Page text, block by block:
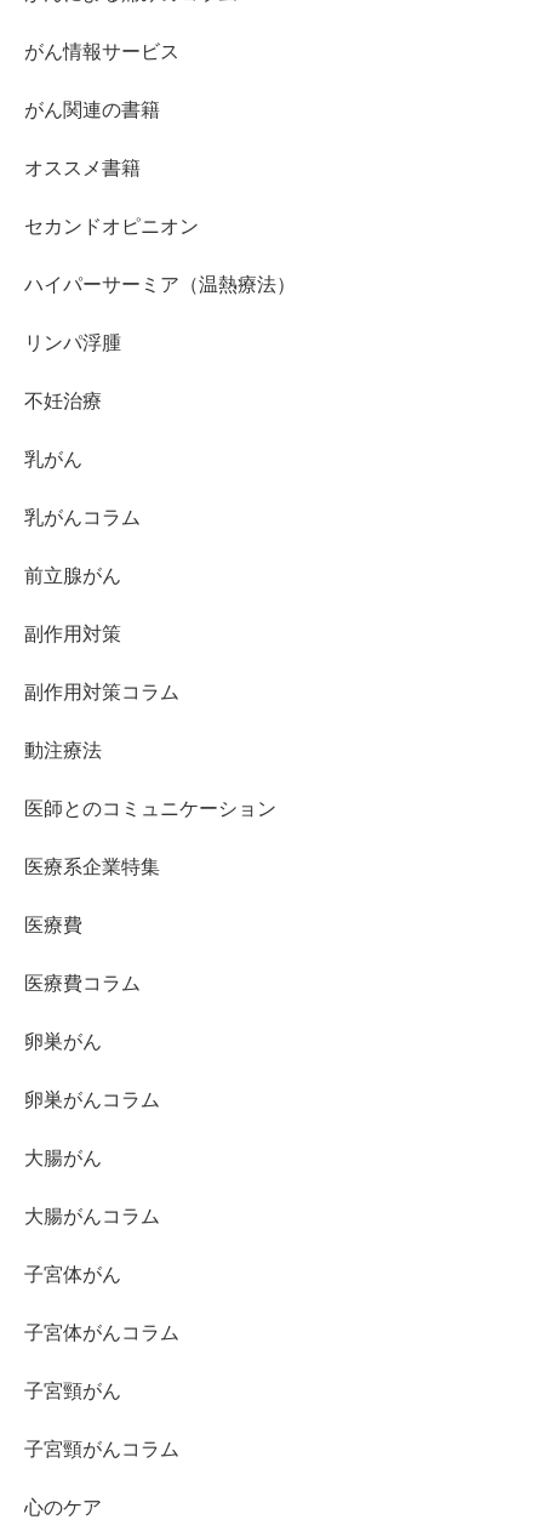
がん情報サービス
がん関連の書籍
オススメ書籍
セカンドオピニオン
ハイパーサーミア（温熱療法）
リンパ浮腫
不妊治療
乳がん
乳がんコラム
前立腺がん
副作用対策
副作用対策コラム
動注療法
医師とのコミュニケーション
医療系企業特集
医療費
医療費コラム
卵巣がん
卵巣がんコラム
大腸がん
大腸がんコラム
子宮体がん
子宮体がんコラム
子宮頸がん
子宮頸がんコラム
心のケア